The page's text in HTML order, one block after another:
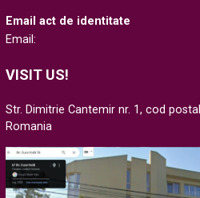
Email act de identitate
Email:
VISIT US!
Str. Dimitrie Cantemir nr. 1, cod
Romania